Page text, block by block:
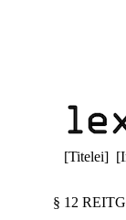
[Titelei] [
§ 12